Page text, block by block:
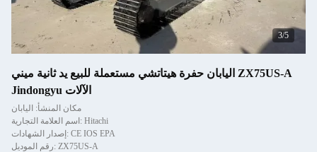
4/5
اليابان حفرة هيتاتشي مستعملة للبيع يد ثانية ميني ZX75US-A
Jindongyu الآلات
مكان المنشأ: اليابان
اسم العلامة التجارية: Hitachi
إصدار الشهادات: CE IOS EPA
رقم الموديل: ZX75US-A